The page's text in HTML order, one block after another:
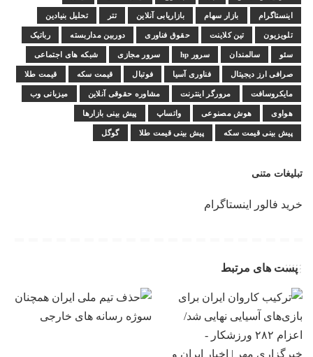
اینستاگرام بازار سهام بازاریابی آنلاین تتر تحلیل بنیادین
تلویزیون تین کلاینت حقوق فناوری دوربین مداربسته رباتیک
سئو سالمندان سرور hp سرور مجازی شبکه های اجتماعی
صرافی ارز دیجیتال فناوری آسیا فوتبال قیمت سکه قیمت طلا
مایکروسافت مرورگر اینترنت مشاوره حقوقی آنلاین میزبانی وب
هواوی هوش مصنوعی واتساپ پیش بینی بازارها
پیش بینی قیمت سکه پیش بینی قیمت طلا گوگل
تبلیغات متنی
خرید فالور اینستاگرام
پست های مرتبط